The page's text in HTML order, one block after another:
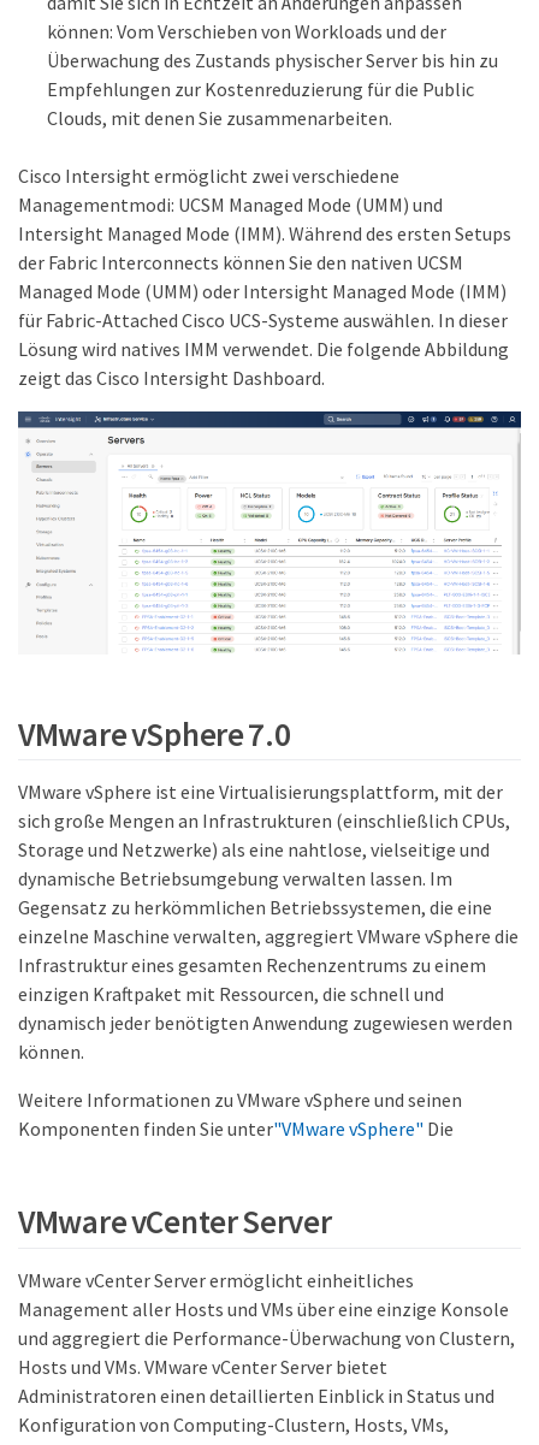
können: Vom Verschieben von Workloads und der
Überwachung des Zustands physischer Server bis hin zu
Empfehlungen zur Kostenreduzierung für die Public
Clouds, mit denen Sie zusammenarbeiten.
Cisco Intersight ermöglicht zwei verschiedene
Managementmodi: UCSM Managed Mode (UMM) und
Intersight Managed Mode (IMM). Während des ersten Setups
der Fabric Interconnects können Sie den nativen UCSM
Managed Mode (UMM) oder Intersight Managed Mode (IMM)
für Fabric-Attached Cisco UCS-Systeme auswählen. In dieser
Lösung wird natives IMM verwendet. Die folgende Abbildung
zeigt das Cisco Intersight Dashboard.
VMware vSphere 7.0
VMware vSphere ist eine Virtualisierungsplattform, mit der
sich große Mengen an Infrastrukturen (einschließlich CPUs,
Storage und Netzwerke) als eine nahtlose, vielseitige und
dynamische Betriebsumgebung verwalten lassen. Im
Gegensatz zu herkömmlichen Betriebssystemen, die eine
einzelne Maschine verwalten, aggregiert VMware vSphere die
Infrastruktur eines gesamten Rechenzentrums zu einem
einzigen Kraftpaket mit Ressourcen, die schnell und
dynamisch jeder benötigten Anwendung zugewiesen werden
können.
Weitere Informationen zu VMware vSphere und seinen
Komponenten finden Sie unter"VMware vSphere" Die
VMware vCenter Server
VMware vCenter Server ermöglicht einheitliches
Management aller Hosts und VMs über eine einzige Konsole
und aggregiert die Performance-Überwachung von Clustern,
Hosts und VMs. VMware vCenter Server bietet
Administratoren einen detaillierten Einblick in Status und
Konfiguration von Computing-Clustern, Hosts, VMs,